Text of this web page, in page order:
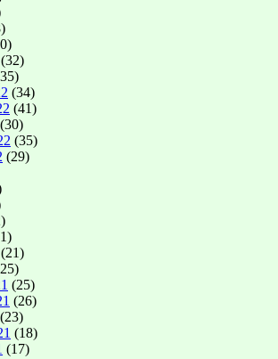
(32)
(34)
(41)
(30)
(35)
(29)
(21)
(25)
(26)
(23)
(18)
(17)